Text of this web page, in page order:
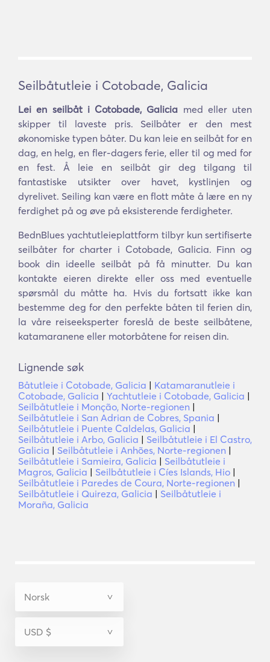
Seilbåtutleie i Cotobade, Galicia
Lei en seilbåt i Cotobade, Galicia med eller uten
skipper til laveste pris. Seilbåter er den mest
økonomiske typen båter. Du kan leie en seilbåt for en
dag, en helg, en fler-dagers ferie, eller til og med for
en fest. Å leie en seilbåt gir deg tilgang til
fantastiske utsikter over havet, kystlinjen og
dyrelivet. Seiling kan være en flott måte å lære en ny
ferdighet på og øve på eksisterende ferdigheter.
BednBlues yachtutleieplattform tilbyr kun sertifiserte
seilbåter for charter i Cotobade, Galicia. Finn og
book din ideelle seilbåt på få minutter. Du kan
kontakte eieren direkte eller oss med eventuelle
spørsmål du måtte ha. Hvis du fortsatt ikke kan
bestemme deg for den perfekte båten til ferien din,
la våre reiseeksperter foreslå de beste seilbåtene,
katamaranene eller motorbåtene for reisen din.
Lignende søk
Båtutleie i Cotobade, Galicia | Katamaranutleie i
Cotobade, Galicia | Yachtutleie i Cotobade, Galicia |
Seilbåtutleie i Monção, Norte-regionen |
Seilbåtutleie i San Adrian de Cobres, Spania |
Seilbåtutleie i Puente Caldelas, Galicia |
Seilbåtutleie i Arbo, Galicia | Seilbåtutleie i El Castro,
Galicia | Seilbåtutleie i Anhões, Norte-regionen |
Seilbåtutleie i Samieira, Galicia | Seilbåtutleie i
Magros, Galicia | Seilbåtutleie i Cíes Islands, Hio |
Seilbåtutleie i Paredes de Coura, Norte-regionen |
Seilbåtutleie i Quireza, Galicia | Seilbåtutleie i
Moraña, Galicia